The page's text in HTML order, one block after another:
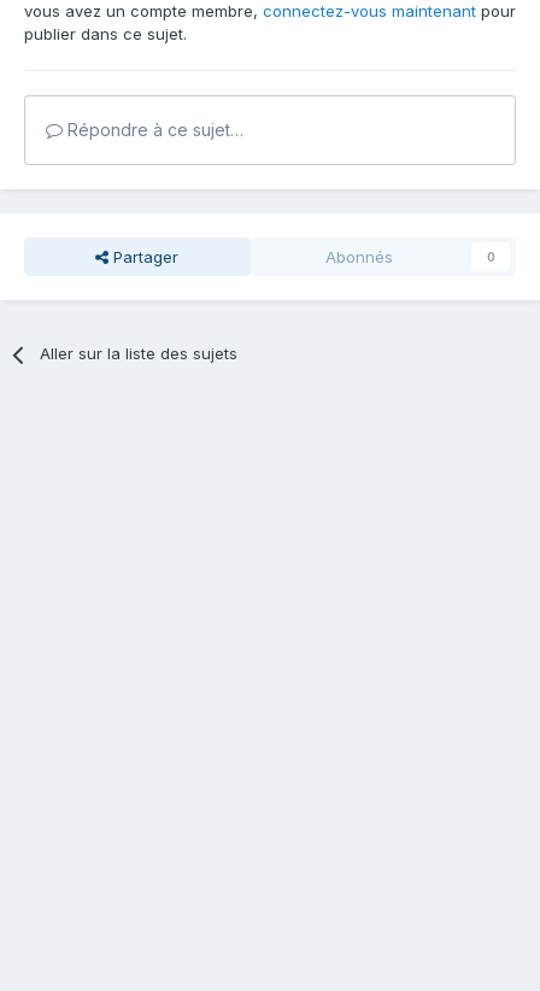
vous avez un compte membre, connectez-vous maintenant pour
publier dans ce sujet.
Répondre à ce sujet…
Partager Abonnés 0
Aller sur la liste des sujets